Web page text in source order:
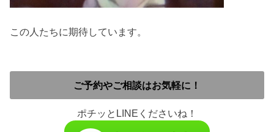
この人たちに期待しています。
ご予約やご相談はお気軽に！
ポチッとLINEくださいね！